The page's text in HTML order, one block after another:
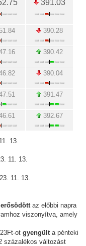
391.03
390.28
390.42
390.04
391.47
392.67
erősödött az előbbi napra
viszonyítva, amely
ot gyengült a pénteki
százalékos változást